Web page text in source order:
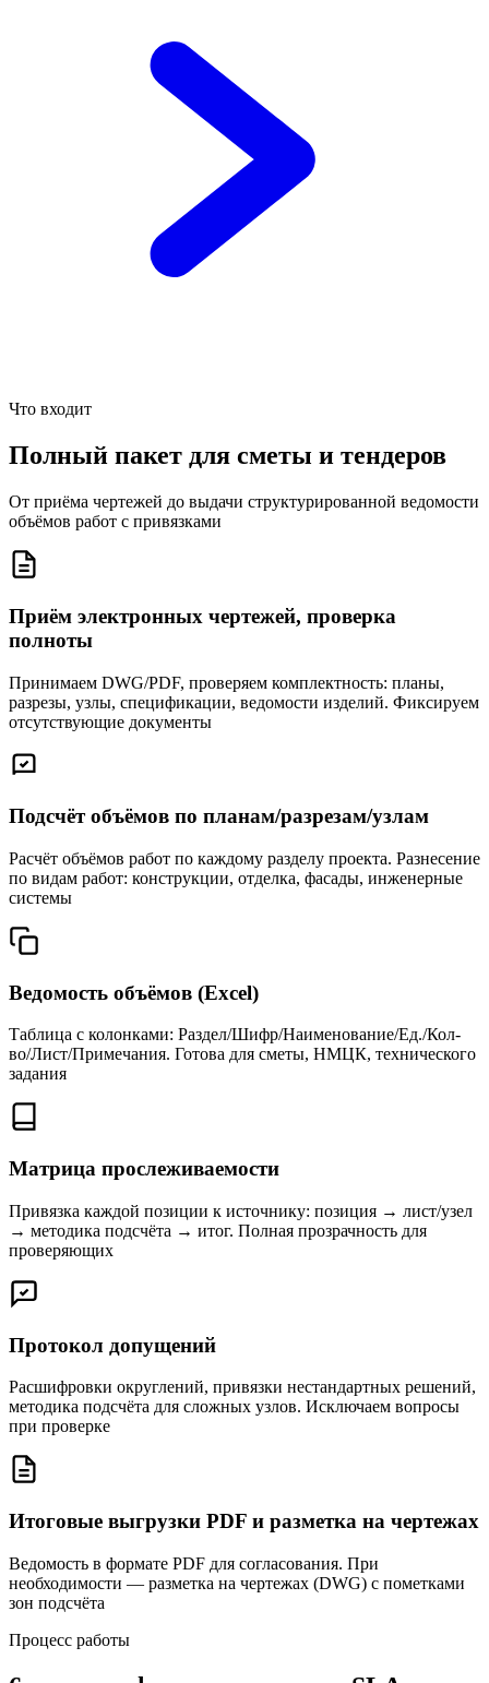
Что входит
Полный пакет для сметы и тендеров
От приёма чертежей до выдачи структурированной ведомости
объёмов работ с привязками
Приём электронных чертежей, проверка
полноты
Принимаем DWG/PDF, проверяем комплектность: планы,
разрезы, узлы, спецификации, ведомости изделий. Фиксируем
отсутствующие документы
Подсчёт объёмов по планам/разрезам/узлам
Расчёт объёмов работ по каждому разделу проекта. Разнесение
по видам работ: конструкции, отделка, фасады, инженерные
системы
Ведомость объёмов (Excel)
Таблица с колонками: Раздел/Шифр/Наименование/Ед./Кол-
во/Лист/Примечания. Готова для сметы, НМЦК, технического
задания
Матрица прослеживаемости
Привязка каждой позиции к источнику: позиция → лист/узел
→ методика подсчёта → итог. Полная прозрачность для
проверяющих
Протокол допущений
Расшифровки округлений, привязки нестандартных решений,
методика подсчёта для сложных узлов. Исключаем вопросы
при проверке
Итоговые выгрузки PDF и разметка на чертежах
Ведомость в формате PDF для согласования. При
необходимости — разметка на чертежах (DWG) с пометками
зон подсчёта
Процесс работы